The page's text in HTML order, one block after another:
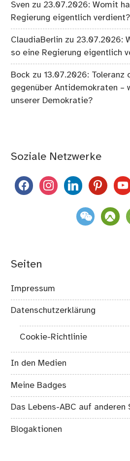
Sven zu 23.07.2026: Womit
Regierung eigentlich verdient?
ClaudiaBerlin zu 23.07.2026:
so eine Regierung eigentlich
Bock zu13.07.2026: Toleranz
gegenüber Antidemokraten –
unserer Demokratie?
Soziale Netzwerke
facebookinstagramlinkedinpinterest
weixin
Seiten
Impressum
Datenschutzerklärung
Cookie-Richtlinie
In den Medien
Meine Badges
Das Lebens-ABC auf anderen
Blogaktionen